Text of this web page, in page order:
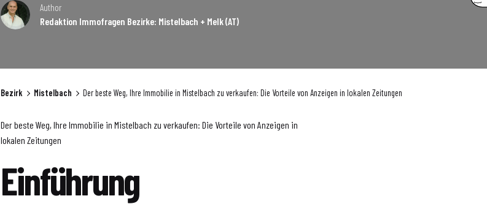
Author
Redaktion Immofragen Bezirke: Mistelbach + Melk (AT)
Bezirk Mistelbach Der beste Weg, Ihre Immobilie in Mistelbach zu verkaufen: Die Vorteile von Anzeigen in lokalen Zeitungen
Der beste Weg, Ihre Immobilie in Mistelbach zu verkaufen: Die Vorteile von Anzeigen in
lokalen Zeitungen
Einführung